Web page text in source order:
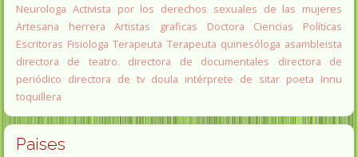
Neurologa Activista por los derechos sexuales de las mujeres
Artesana herrera
Artistas graficas
Doctora Ciencias Políticas
Escritoras Fisiologa Terapeuta Terapeuta quinesóloga asambleista
directora de teatro.
directora de documentales
directora de
periódico directora de tv doula intérprete de sitar poeta Innu
toquillera
Paises